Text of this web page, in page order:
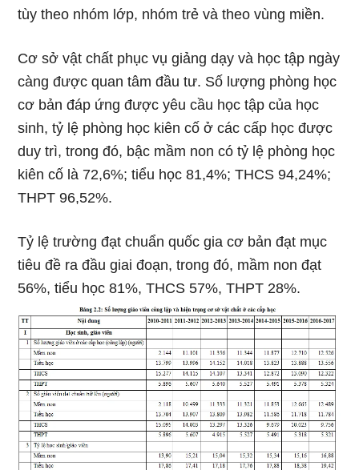
tùy theo nhóm lớp, nhóm trẻ và theo vùng miền.
Cơ sở vật chất phục vụ giảng dạy và học tập ngày
càng được quan tâm đầu tư. Số lượng phòng học
cơ bản đáp ứng được yêu cầu học tập của học
sinh, tỷ lệ phòng học kiên cố ở các cấp học được
duy trì, trong đó, bậc mầm non có tỷ lệ phòng học
kiên cố là 72,6%; tiểu học 81,4%; THCS 94,24%;
THPT 96,52%.
Tỷ lệ trường đạt chuẩn quốc gia cơ bản đạt mục
tiêu đề ra đầu giai đoạn, trong đó, mầm non đạt
56%, tiểu học 81%, THCS 57%, THPT 28%.